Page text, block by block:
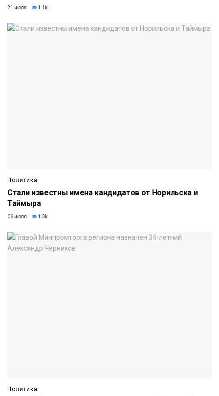
21 июля 1.1k
Политика
Стали известны имена кандидатов от Норильска и
Таймыра
06 июля 1.3k
Политика